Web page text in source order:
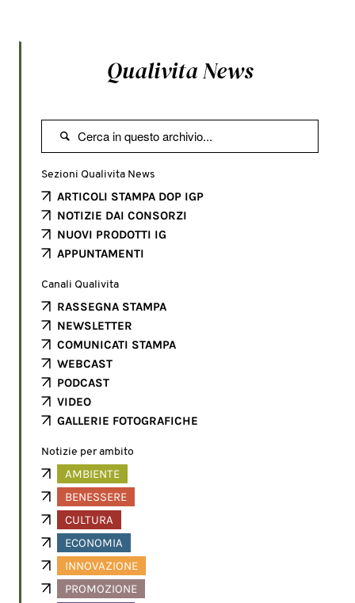
Qualivita News

Sezioni Qualivita News
ARTICOLI STAMPA DOP IGP
NOTIZIE DAI CONSORZI
NUOVI PRODOTTI IG
APPUNTAMENTI
Canali Qualivita
RASSEGNA STAMPA
NEWSLETTER
COMUNICATI STAMPA
WEBCAST
PODCAST
VIDEO
GALLERIE FOTOGRAFICHE
Notizie per ambito
AMBIENTE
BENESSERE
CULTURA
ECONOMIA
INNOVAZIONE
PROMOZIONE